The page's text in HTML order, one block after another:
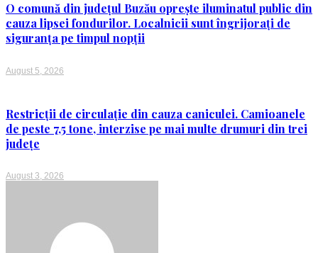
O comună din județul Buzău oprește iluminatul public din
cauza lipsei fondurilor. Localnicii sunt îngrijorați de
siguranța pe timpul nopții
August 5, 2026
Restricții de circulație din cauza caniculei. Camioanele
de peste 7,5 tone, interzise pe mai multe drumuri din trei
județe
August 3, 2026